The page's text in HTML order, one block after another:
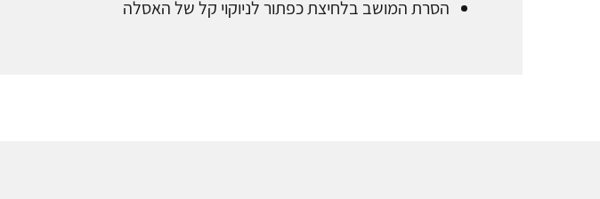
הסרת המושב בלחיצת כפתור לניוקוי קל של האסלה